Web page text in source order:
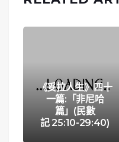
《妥拉人生》四十
一篇:「非尼哈
篇」(民數
記 25:10-29:40)